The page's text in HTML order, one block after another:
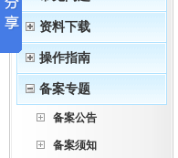
资料下载
操作指南
备案专题
备案公告
备案须知